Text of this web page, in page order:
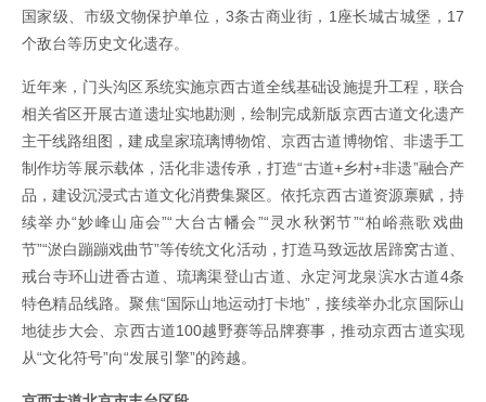
国家级、市级文物保护单位，3条古商业街，1座长城古城堡，17
个敌台等历史文化遗存。
近年来，门头沟区系统实施京西古道全线基础设施提升工程，联合
相关省区开展古道遗址实地勘测，绘制完成新版京西古道文化遗产
主干线路组图，建成皇家琉璃博物馆、京西古道博物馆、非遗手工
制作坊等展示载体，活化非遗传承，打造“古道+乡村+非遗”融合产
品，建设沉浸式古道文化消费集聚区。依托京西古道资源禀赋，持
续举办“妙峰山庙会”“大台古幡会”“灵水秋粥节”“柏峪燕歌戏曲
节”“淤白蹦蹦戏曲节”等传统文化活动，打造马致远故居蹄窝古道、
戒台寺环山进香古道、琉璃渠登山古道、永定河龙泉滨水古道4条
特色精品线路。聚焦“国际山地运动打卡地”，接续举办北京国际山
地徒步大会、京西古道100越野赛等品牌赛事，推动京西古道实现
从“文化符号”向“发展引擎”的跨越。